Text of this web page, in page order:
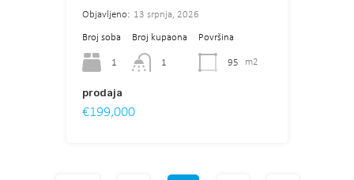
Objavljeno: 13 srpnja, 2026
Broj soba
1
Broj kupaona
1
Površina
95 m2
prodaja
€199,000